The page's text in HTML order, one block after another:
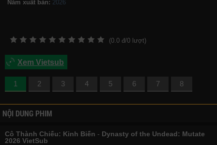
Năm xuất bản:
(0.0 đ/0 lượt)
Xem Vietsub
1 2 3 4 5 6 7 8
NỘI DUNG PHIM
Cô Thành Chiếu: Kinh Biến - Dynasty of the Undead: Mutate
2026 VietSub